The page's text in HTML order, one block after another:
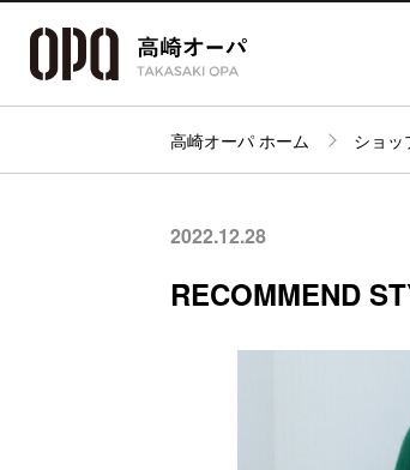
高崎オーパ ホーム ショッ
2022.12.28
RECOMMEND